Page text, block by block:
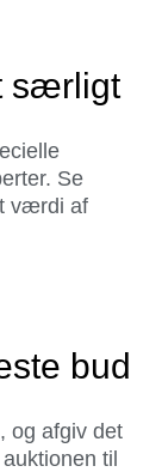
særligt
Se
værdi af
bud
og afgiv det
til